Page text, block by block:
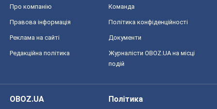
Про компанію Команда
Правова інформація Політика конфіденційності
Реклама на сайті Документи
Редакційна політика
Журналісти OBOZ.UA на місці
подій
OBOZ.UA
Політика